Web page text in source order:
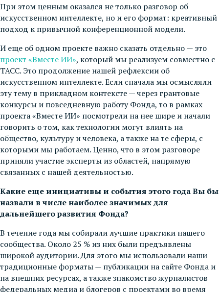
При этом ценным оказался не только разговор об
искусственном интеллекте, но и его формат: креативный
подход к привычной конференционной модели.
И еще об одном проекте важно сказать отдельно — это
проект «Вместе ИИ», который мы реализуем совместно с
ТАСС. Это продолжение нашей рефлексии об
искусственном интеллекте. Если сначала мы осмысляли
эту тему в прикладном контексте — через грантовые
конкурсы и повседневную работу Фонда, то в рамках
проекта «Вместе ИИ» посмотрели на нее шире и начали
говорить о том, как технологии могут влиять на
общество, культуру и человека, а также на те сферы, с
которыми мы работаем. Ценно, что в этом разговоре
приняли участие эксперты из областей, напрямую
связанных с нашей деятельностью.
Какие еще инициативы и события этого года Вы бы
назвали в числе наиболее значимых для
дальнейшего развития Фонда?
В течение года мы собирали лучшие практики нашего
сообщества. Около 25 % из них были предъявлены
широкой аудитории. Для этого мы использовали наши
традиционные форматы — публикации на сайте Фонда и
на внешних ресурсах, а также знакомство журналистов
федеральных медиа и блогеров с проектами во время